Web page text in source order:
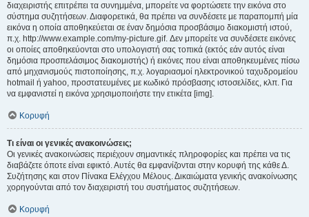
διαχειριστής επιτρέπει τα συνημμένα, μπορείτε να φορτώσετε την εικόνα στο
σύστημα συζητήσεων. Διαφορετικά, θα πρέπει να συνδέσετε με παραπομπή μία
εικόνα η οποία αποθηκεύεται σε έναν δημόσια προσβάσιμο διακομιστή ιστού,
π.χ. http://www.example.com/my-picture.gif. Δεν μπορείτε να συνδέσετε εικόνες
οι οποίες αποθηκεύονται στο υπολογιστή σας τοπικά (εκτός εάν αυτός είναι
δημόσια προσπελάσιμος διακομιστής) ή εικόνες που είναι αποθηκευμένες πίσω
από μηχανισμούς πιστοποίησης, π.χ. λογαριασμοί ηλεκτρονικού ταχυδρομείου
hotmail ή yahoo, προστατευμένες με κωδικό πρόσβασης ιστοσελίδες, κλπ. Για
να εμφανιστεί η εικόνα χρησιμοποιήστε την ετικέτα [img].
Κορυφή
Τι είναι οι γενικές ανακοινώσεις;
Οι γενικές ανακοινώσεις περιέχουν σημαντικές πληροφορίες και πρέπει να τις
διαβάζετε όποτε είναι εφικτό. Αυτές θα εμφανίζονται στην κορυφή της κάθε Δ.
Συζήτησης και στον Πίνακα Ελέγχου Μέλους. Δικαιώματα γενικής ανακοίνωσης
χορηγούνται από τον διαχειριστή του συστήματος συζητήσεων.
Κορυφή